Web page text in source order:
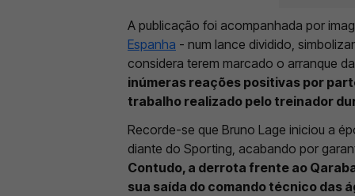
A publicação foi acompanhada por
Espanha - num lance dividido,
considera terem marcado o arranque
inúmeras reações positivas por
trabalho realizado pelo treinador
Recorde-se que Bruno Lage iniciou a
diante do Sporting, acabando por
Contudo, a derrota frente ao
sua saída do comando técnico das